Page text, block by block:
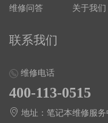
维修问答 关于我们
联系我们
维修电话
400-113-0515
地址：笔记本维修服务